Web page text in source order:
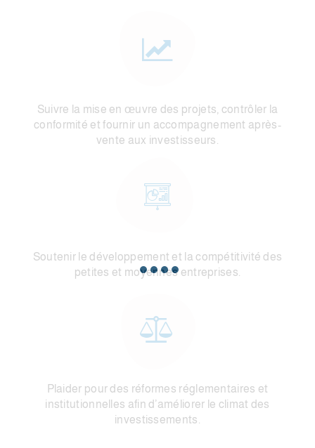
Suivre la mise en œuvre des projets, contrôler la
conformité et fournir un accompagnement après-
vente aux investisseurs.
Soutenir le développement et la compétitivité des
petites et moyennes entreprises.
Plaider pour des réformes réglementaires et
institutionnelles afin d’améliorer le climat des
investissements.